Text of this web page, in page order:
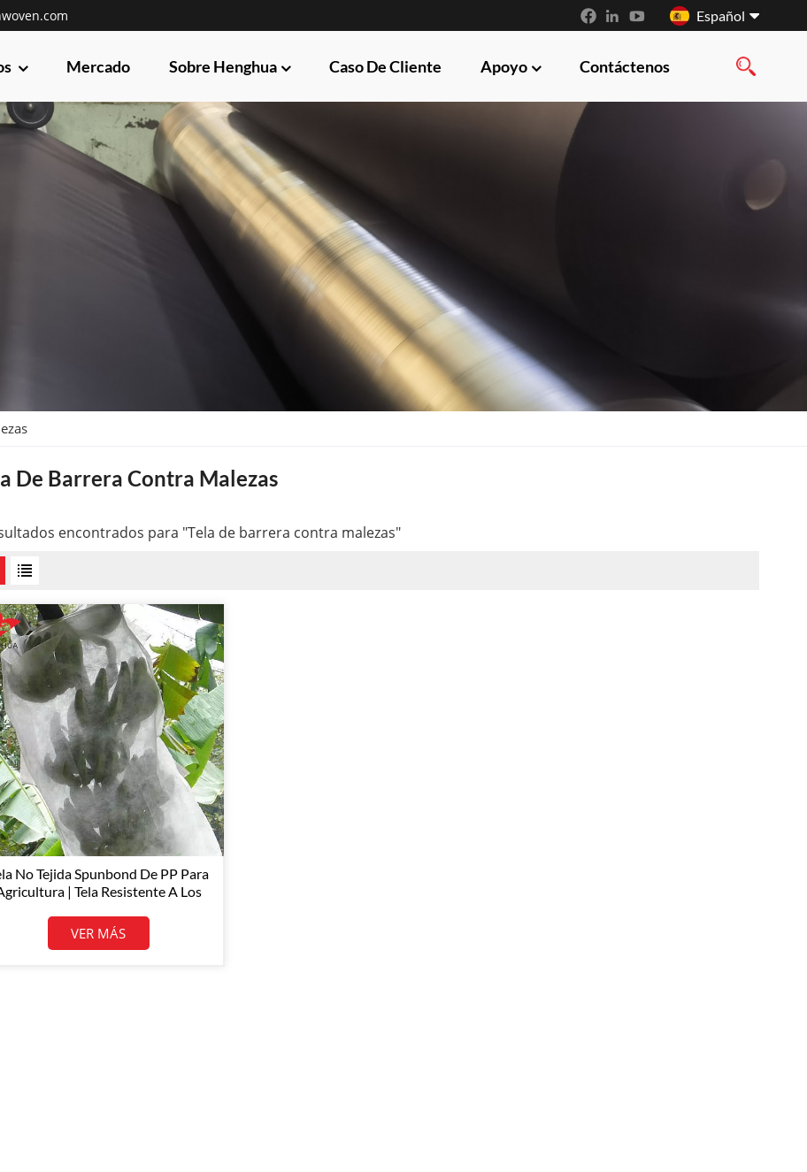
Español
Mercado Sobre Henghua Caso De Cliente Apoyo Contáctenos
De Barrera Contra Malezas
encontrados para "Tela de barrera contra malezas"
No Tejida Spunbond De PP Para
| Tela Resistente A Los
Cultivos Y Cobertura Vegetal
VER MÁS